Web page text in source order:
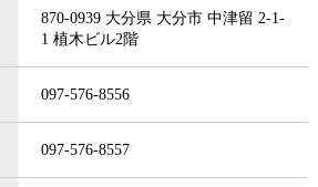
870-0939 大分県 大分市 中津留 2-1-
1 植木ビル2階
097-576-8556
097-576-8557